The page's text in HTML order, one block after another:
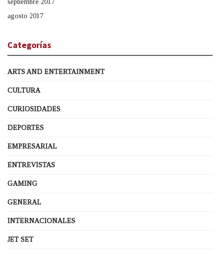
septiembre 2017
agosto 2017
Categorías
ARTS AND ENTERTAINMENT
CULTURA
CURIOSIDADES
DEPORTES
EMPRESARIAL
ENTREVISTAS
GAMING
GENERAL
INTERNACIONALES
JET SET